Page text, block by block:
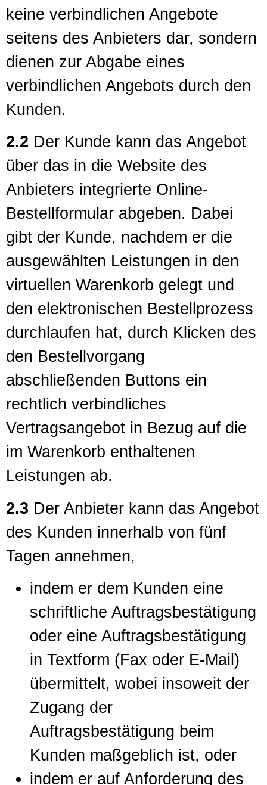
keine verbindlichen Angebote
seitens des Anbieters dar, sondern
dienen zur Abgabe eines
verbindlichen Angebots durch den
Kunden.
2.2 Der Kunde kann das Angebot
über das in die Website des
Anbieters integrierte Online-
Bestellformular abgeben. Dabei
gibt der Kunde, nachdem er die
ausgewählten Leistungen in den
virtuellen Warenkorb gelegt und
den elektronischen Bestellprozess
durchlaufen hat, durch Klicken des
den Bestellvorgang
abschließenden Buttons ein
rechtlich verbindliches
Vertragsangebot in Bezug auf die
im Warenkorb enthaltenen
Leistungen ab.
2.3 Der Anbieter kann das Angebot
des Kunden innerhalb von fünf
Tagen annehmen,
indem er dem Kunden eine
schriftliche Auftragsbestätigung
oder eine Auftragsbestätigung
in Textform (Fax oder E-Mail)
übermittelt, wobei insoweit der
Zugang der
Auftragsbestätigung beim
Kunden maßgeblich ist, oder
indem er auf Anforderung des